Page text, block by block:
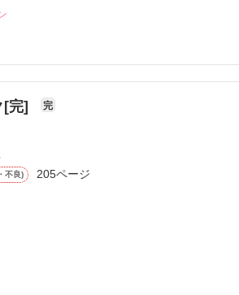
とになりました！
作品を読む
[完] 完
不良) 205ページ